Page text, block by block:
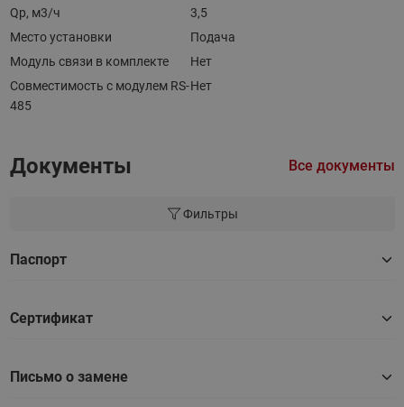
Qp, м3/ч
3,5
Место установки
Подача
Модуль связи в комплекте
Нет
Совместимость с модулем RS-
485
Нет
Документы Все документы
Фильтры
Паспорт
Сертификат
Письмо о замене